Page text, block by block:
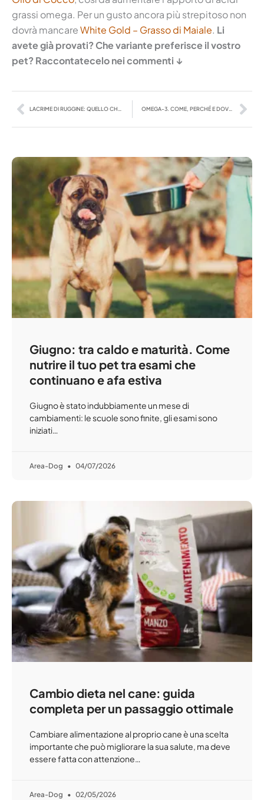
grassi omega. Per un gusto ancora più strepitoso non
dovrà mancareWhite Gold – Grasso di Maiale. Li
avete già provati? Che variante preferisce il vostro
pet? Raccontatecelo nei commenti ↓
Precedente
OMEGA-3. COME, PERCHÉ E DOVE TROVARLI?
Giugno: tra caldo e maturità. Come
nutrire il tuo pet tra esami che
continuano e afa estiva
Giugno è stato indubbiamente un mese di
cambiamenti: le scuole sono finite, gli esami sono
iniziati…
Area-Dog 04/07/2026
Cambio dieta nel cane: guida
completa per un passaggio ottimale
Cambiare alimentazione al proprio cane è una scelta
importante che può migliorare la sua salute, ma deve
essere fatta con attenzione…
Area-Dog 02/05/2026